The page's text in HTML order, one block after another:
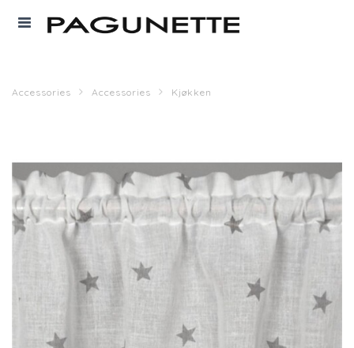
Accessories Accessories Kjøkken